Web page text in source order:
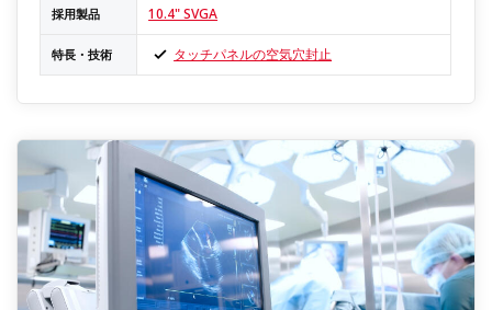
採用製品 10.4" SVGA
特長・技術 タッチパネルの空気穴封止